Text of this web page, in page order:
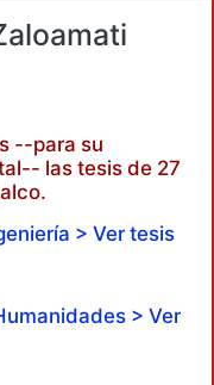
--para su
las tesis de 27
> Ver tesis
> Ver